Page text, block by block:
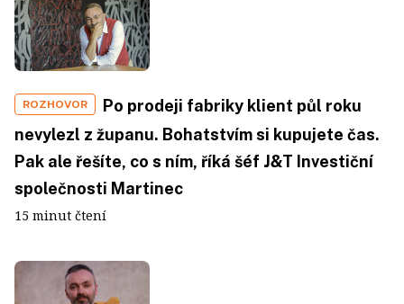
ROZHOVOR
Po prodeji fabriky klient půl roku
nevylezl z županu. Bohatstvím si kupujete čas.
Pak ale řešíte, co s ním, říká šéf J&T Investiční
společnosti Martinec
15 minut čtení